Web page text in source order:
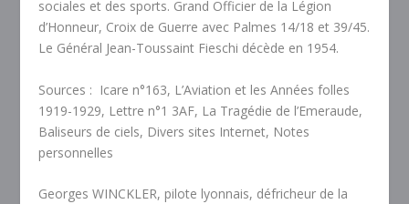
sociales et des sports. Grand Officier de la Légion
d’Honneur, Croix de Guerre avec Palmes 14/18 et 39/45.
Le Général Jean-Toussaint Fieschi décède en 1954.
Sources : Icare n°163, L’Aviation et les Années folles
1919-1929, Lettre n°1 3AF, La Tragédie de l’Emeraude,
Baliseurs de ciels, Divers sites Internet, Notes
personnelles
Georges WINCKLER, pilote lyonnais, défricheur de la